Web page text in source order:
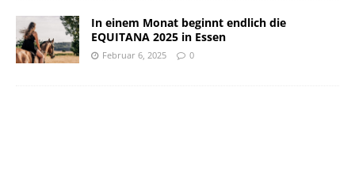
In einem Monat beginnt endlich die
EQUITANA 2025 in Essen
Februar 6, 2025 0